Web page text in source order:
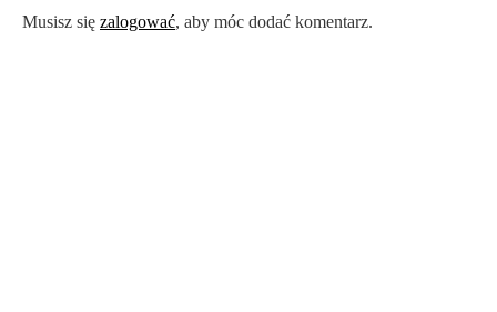
Musisz się zalogować, aby móc dodać komentarz.